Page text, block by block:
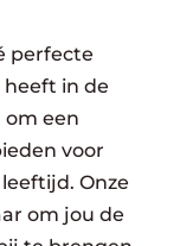
perfecte
heeft in de
om een
voor
Onze
om jou de